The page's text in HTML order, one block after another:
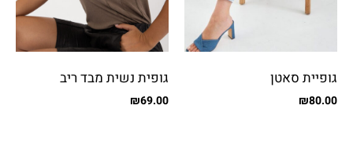
גופיית סאטן
₪80.00
גופית נשית מבד ריב
₪69.00